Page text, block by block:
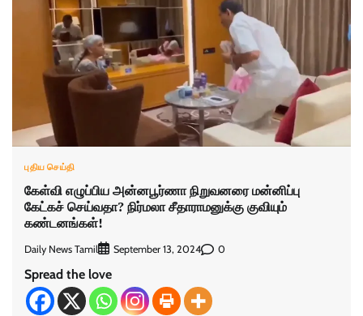
புதிய செய்தி
கேள்வி எழுப்பிய அன்னபூர்ணா நிறுவனரை மன்னிப்பு
கேட்கச் செய்வதா? நிர்மலா சீதாராமனுக்கு குவியும்
கண்டனங்கள்!
Daily News Tamil September 13, 2024 0
Spread the love